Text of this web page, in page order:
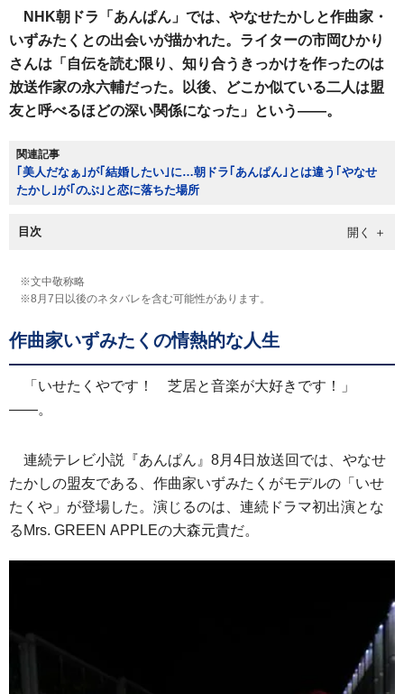
NHK朝ドラ「あんぱん」では、やなせたかしと作曲家・
いずみたくとの出会いが描かれた。ライターの市岡ひかり
さんは「自伝を読む限り、知り合うきっかけを作ったのは
放送作家の永六輔だった。以後、どこか似ている二人は盟
友と呼べるほどの深い関係になった」という――。
関連記事
｢美人だなぁ｣が｢結婚したい｣に…朝ドラ｢あんぱん｣とは違う｢やなせ
たかし｣が｢のぶ｣と恋に落ちた場所
目次
※文中敬称略
※8月7日以後のネタバレを含む可能性があります。
作曲家いずみたくの情熱的な人生
「いせたくやです！ 芝居と音楽が大好きです！」
――。
連続テレビ小説『あんぱん』8月4日放送回では、やなせ
たかしの盟友である、作曲家いずみたくがモデルの「いせ
たくや」が登場した。演じるのは、連続ドラマ初出演とな
るMrs. GREEN APPLEの大森元貴だ。